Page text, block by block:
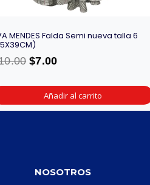
MENDES Falda Semi nueva talla 6
$7.00
Añadir al carrito
NOSOTROS